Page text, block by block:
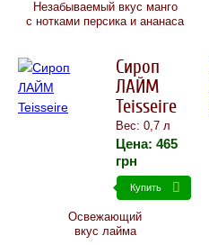
Незабываемый вкус манго
с нотками персика и ананаса
Сироп
ЛАЙМ
Teisseire
Вес: 0,7 л
Цена: 465
грн
Купить
Освежающий
вкус лайма